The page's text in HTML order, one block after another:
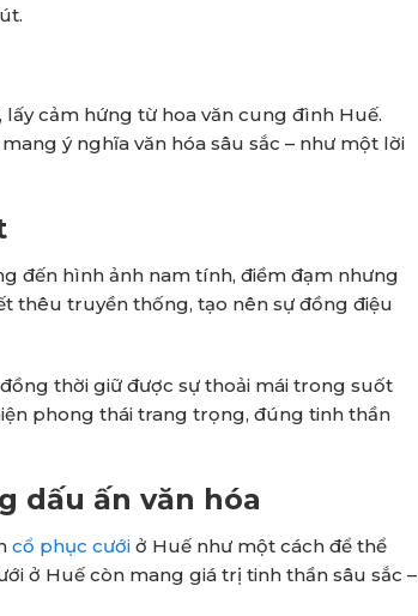
cảm hứng từ hoa văn cung đình Huế.
ý nghĩa văn hóa sâu sắc – như một lời
đến hình ảnh nam tính, điềm đạm nhưng
thêu truyền thống, tạo nên sự đồng điệu
thời giữ được sự thoải mái trong suốt
phong thái trang trọng, đúng tinh thần
dấu ấn văn hóa
cổ phục cưới ở Huế như một cách để thể
ở Huế còn mang giá trị tinh thần sâu sắc –